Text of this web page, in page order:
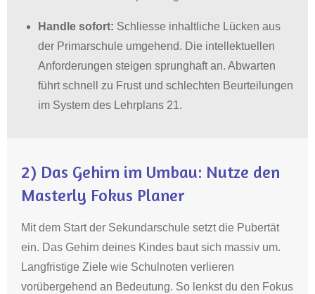
Handle sofort: Schliesse inhaltliche Lücken aus
der Primarschule umgehend. Die intellektuellen
Anforderungen steigen sprunghaft an. Abwarten
führt schnell zu Frust und schlechten Beurteilungen
im System des Lehrplans 21.
2) Das Gehirn im Umbau: Nutze den
Masterly Fokus Planer
Mit dem Start der Sekundarschule setzt die Pubertät
ein. Das Gehirn deines Kindes baut sich massiv um.
Langfristige Ziele wie Schulnoten verlieren
vorübergehend an Bedeutung. So lenkst du den Fokus